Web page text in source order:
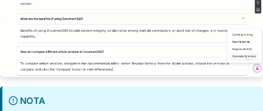
NOTA